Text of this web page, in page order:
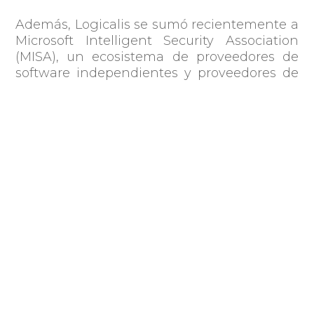
Además, Logicalis se sumó recientemente a
Microsoft Intelligent Security Association
(MISA), un ecosistema de proveedores de
software independientes y proveedores de